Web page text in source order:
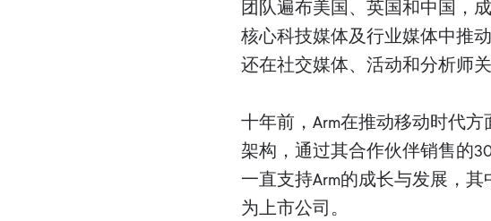
团队遍布美国、英国和中国，
核心科技媒体及行业媒体中推
还在社交媒体、活动和分析师
十年前，Arm在推动移动时代
架构，通过其合作伙伴销售的
一直支持Arm的成长与发展，
为上市公司。